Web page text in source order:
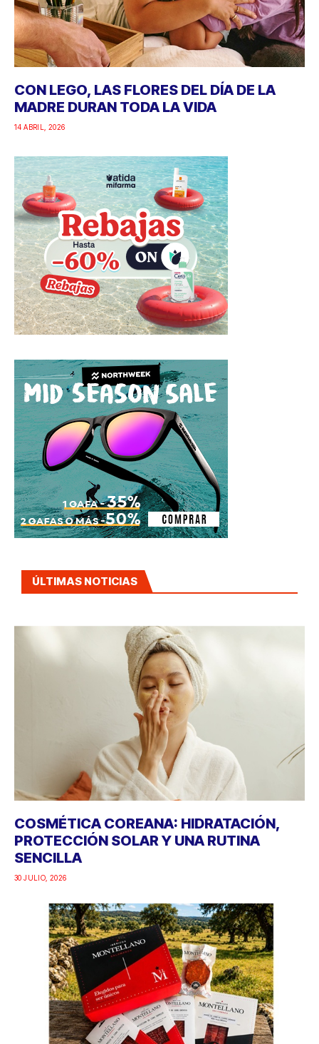
CON LEGO, LAS FLORES DEL DÍA DE LA
MADRE DURAN TODA LA VIDA
14 ABRIL, 2026
ÚLTIMAS NOTICIAS
COSMÉTICA COREANA: HIDRATACIÓN,
PROTECCIÓN SOLAR Y UNA RUTINA
SENCILLA
30 JULIO, 2026